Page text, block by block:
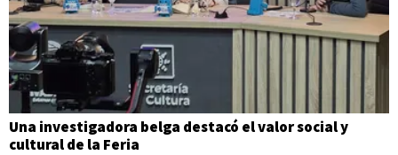
Una investigadora belga destacó el valor social y
cultural de la Feria